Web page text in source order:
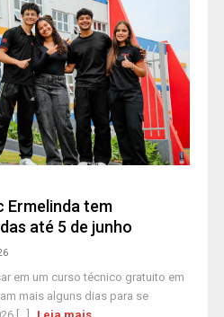
Ermelinda tem
até 5 de junho
em um curso técnico gratuito em
mais alguns dias para se